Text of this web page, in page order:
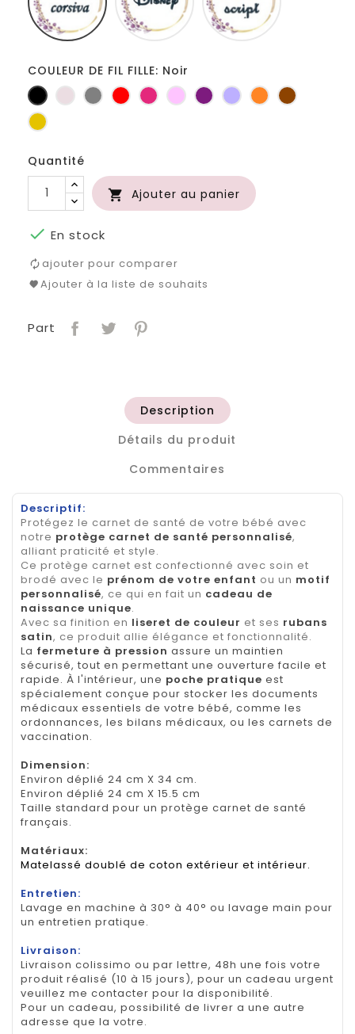
COULEUR DE FIL FILLE: Noir
Noir FicelleGris
foncé
RougeFuchsia
RosePruneLilasOrangeMarron
Jaune
Quantité
 Ajouter au panier
 En stock
ajouter pour comparer
Ajouter à la liste de souhaits
Part
Description
Détails du produit
Commentaires
Descriptif:
Protégez le carnet de santé de votre bébé avec
notre protège carnet de santé personnalisé,
alliant praticité et style.
Ce protège carnet est confectionné avec soin et
brodé avec le prénom de votre enfant ou un motif
personnalisé, ce qui en fait un cadeau de
naissance unique.
Avec sa finition en liseret de couleur et ses rubans
satin, ce produit allie élégance et fonctionnalité.
La fermeture à pression assure un maintien
sécurisé, tout en permettant une ouverture facile et
rapide. À l'intérieur, une poche pratique est
spécialement conçue pour stocker les documents
médicaux essentiels de votre bébé, comme les
ordonnances, les bilans médicaux, ou les carnets de
vaccination.
Dimension:
Environ déplié 24 cm X 34 cm.
Environ déplié 24 cm X 15.5 cm
Taille standard pour un protège carnet de santé
français.
Matériaux:
Matelassé doublé de coton extérieur et intérieur.
Entretien:
Lavage en machine à 30° à 40° ou lavage main pour
un entretien pratique.
Livraison:
Livraison colissimo ou par lettre, 48h une fois votre
produit réalisé (10 à 15 jours), pour un cadeau urgent
veuillez me contacter pour la disponibilité.
Pour un cadeau, possibilité de livrer a une autre
adresse que la votre.